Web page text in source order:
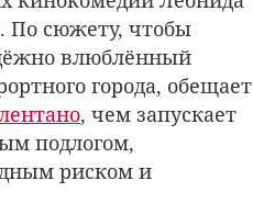
По сюжету, чтобы
влюблённый
города, обещает
, чем запускает
подлогом,
риском и